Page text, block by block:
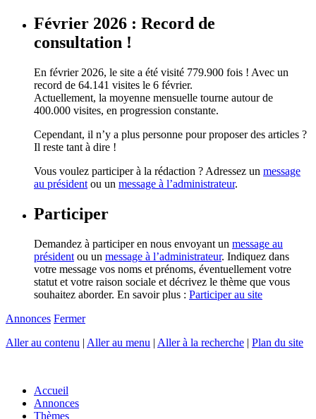
Février 2026 : Record de
consultation !
En février 2026, le site a été visité 779.900 fois ! Avec un
record de 64.141 visites le 6 février.
Actuellement, la moyenne mensuelle tourne autour de
400.000 visites, en progression constante.
Cependant, il n’y a plus personne pour proposer des articles ?
Il reste tant à dire !
Vous voulez participer à la rédaction ? Adressez un message
au président ou un message à l’administrateur.
Participer
Demandez à participer en nous envoyant un message au
président ou un message à l’administrateur. Indiquez dans
votre message vos noms et prénoms, éventuellement votre
statut et votre raison sociale et décrivez le thème que vous
souhaitez aborder. En savoir plus : Participer au site
Annonces Fermer
Aller au contenu | Aller au menu | Aller à la recherche | Plan du site
Accueil
Annonces
Thèmes